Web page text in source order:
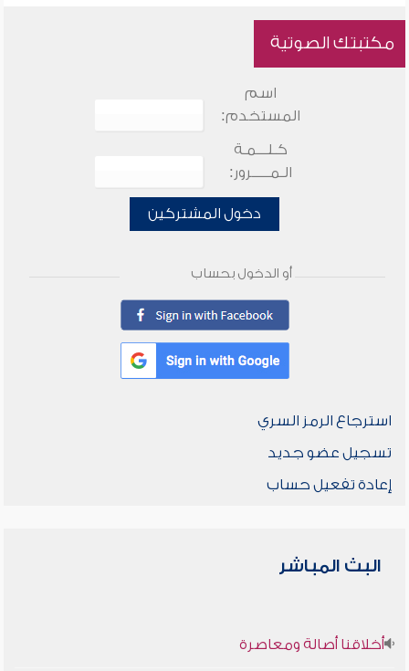
مكتبتك الصوتية
اسم
المستخدم:
كـلـــمـة
الـمـــــرور:
دخول المشتركين
أو الدخول بحساب
استرجاع الرمز السري
تسجيل عضو جديد
إعادة تفعيل حساب
البث المباشر
أخلاقنا أصالة ومعاصرة